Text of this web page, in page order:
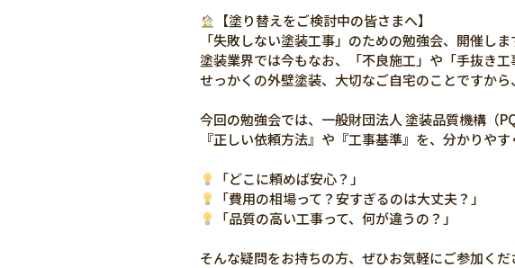
【塗り替えをご検討中の皆さまへ】
「失敗しない塗装工事」のための勉強会、開催しま
塗装業界では今もなお、「不良施工」や「手抜き工
せっかくの外壁塗装、大切なご自宅のことですから
今回の勉強会では、一般財団法人 塗装品質機構（
『正しい依頼方法』や『工事基準』を、分かりやす
「どこに頼めば安心？」
「費用の相場って？安すぎるのは大丈夫？」
「品質の高い工事って、何が違うの？」
そんな疑問をお持ちの方、ぜひお気軽にご参加くだ